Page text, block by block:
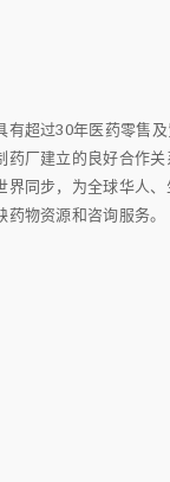
有超过30年医药零售
药厂建立的良好合作
界同步，为全球华人
药物资源和咨询服务。